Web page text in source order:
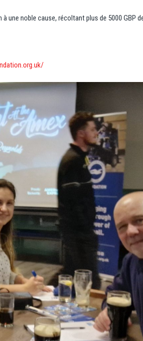
une noble cause, récoltant plus de 5000 GBP